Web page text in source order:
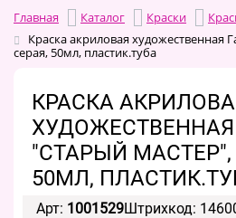
Главная Каталог Краски
Краска акриловая художественная
серая, 50мл, пластик.туба
КРАСКА
"СТАРЫЙ МАСТЕР",
50МЛ,
Арт: 1001529Штрихкод: